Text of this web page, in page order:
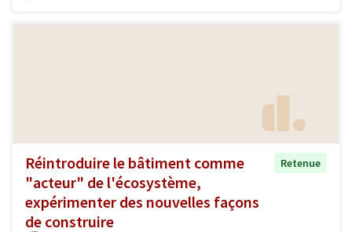
Réintroduire le bâtiment comme
"acteur" de l'écosystème,
expérimenter des nouvelles façons
de construire
Retenue